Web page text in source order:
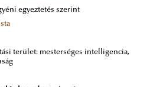
egyeztetés szerint
terület: mesterséges intelligencia,